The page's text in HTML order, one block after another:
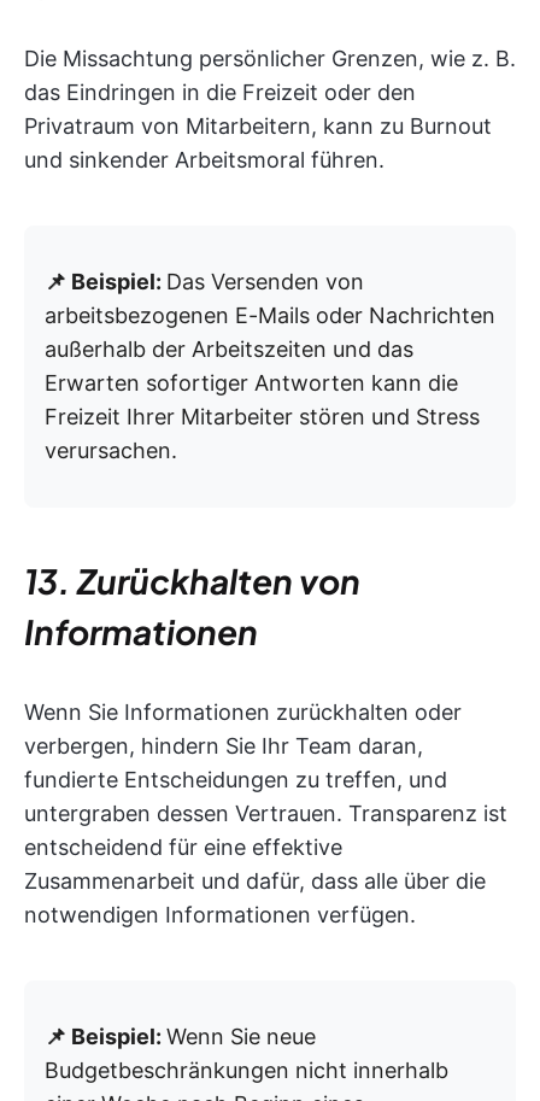
Die Missachtung persönlicher Grenzen, wie z. B.
das Eindringen in die Freizeit oder den
Privatraum von Mitarbeitern, kann zu Burnout
und sinkender Arbeitsmoral führen.
📌 Beispiel: Das Versenden von
arbeitsbezogenen E-Mails oder Nachrichten
außerhalb der Arbeitszeiten und das
Erwarten sofortiger Antworten kann die
Freizeit Ihrer Mitarbeiter stören und Stress
verursachen.
13. Zurückhalten von
Informationen
Wenn Sie Informationen zurückhalten oder
verbergen, hindern Sie Ihr Team daran,
fundierte Entscheidungen zu treffen, und
untergraben dessen Vertrauen. Transparenz ist
entscheidend für eine effektive
Zusammenarbeit und dafür, dass alle über die
notwendigen Informationen verfügen.
📌 Beispiel: Wenn Sie neue
Budgetbeschränkungen nicht innerhalb